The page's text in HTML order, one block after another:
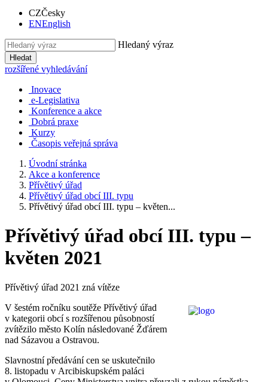
CZČesky
ENEnglish
Hledaný výraz
Hledat
rozšířené vyhledávání
Inovace
e-Legislativa
Konference a akce
Dobrá praxe
Kurzy
Časopis veřejná správa
Úvodní stránka
Akce a konference
Přívětivý úřad
Přívětivý úřad obcí III. typu
Přívětivý úřad obcí III. typu – květen...
Přívětivý úřad obcí III. typu –
květen 2021
Přívětivý úřad 2021 zná vítěze
V šestém ročníku soutěže Přívětivý úřad
v kategorii obcí s rozšířenou působností
zvítězilo město Kolín následované Žďárem
nad Sázavou a Ostravou.
Slavnostní předávání cen se uskutečnilo
8. listopadu v Arcibiskupském paláci